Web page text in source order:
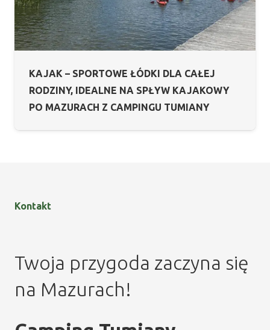
KAJAK – SPORTOWE ŁÓDKI DLA CAŁEJ
RODZINY, IDEALNE NA SPŁYW KAJAKOWY
PO MAZURACH Z CAMPINGU TUMIANY
Kontakt
Twoja przygoda zaczyna się
na Mazurach!